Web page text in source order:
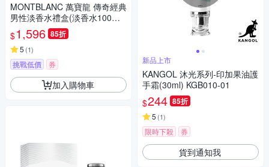
MONTBLANC 萬寶龍 傳奇經典
男性淡香水禮盒(淡香水100ml
+小香15ml+沐浴精100ml)-贈隨
機紙袋
$1,596 85折
5 (1)
挑戰低價 券
加入購物車
新品上市
KANGOL 沐光系列-印加果油護
手霜(30ml) KGB010-01
$244 85折
5 (1)
限時下殺 券
貨到通知我